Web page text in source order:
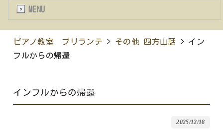
MENU
ピアノ教室 ブリランテ > その他 四方山話 > イン
フルからの帰還
インフルからの帰還
2025/12/18